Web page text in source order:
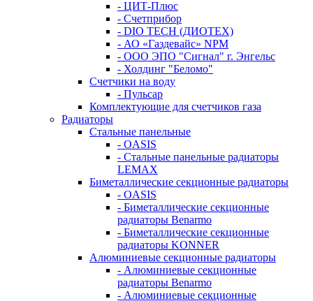
- ЦИТ-Плюс
- Счетприбор
- DIO TECH (ДИОТЕХ)
- АО «Газдевайс» NPM
- ООО ЭПО "Сигнал" г. Энгельс
- Холдинг "Беломо"
Счетчики на воду
- Пульсар
Комплектующие для счетчиков газа
Радиаторы
Стальные панельные
- OASIS
- Стальные панельные радиаторы
LEMAX
Биметаллические секционные радиаторы
- OASIS
- Биметаллические секционные
радиаторы Benarmo
- Биметаллические секционные
радиаторы KONNER
Алюминиевые секционные радиаторы
- Алюминиевые секционные
радиаторы Benarmo
- Алюминиевые секционные